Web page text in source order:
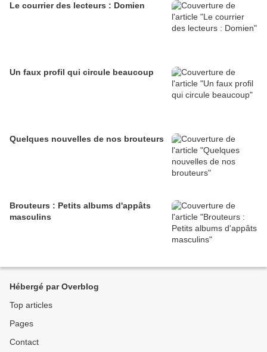
Le courrier des lecteurs : Domien
Un faux profil qui circule beaucoup
Quelques nouvelles de nos brouteurs
Brouteurs : Petits albums d'appâts
masculins
Hébergé par Overblog
Top articles
Pages
Contact